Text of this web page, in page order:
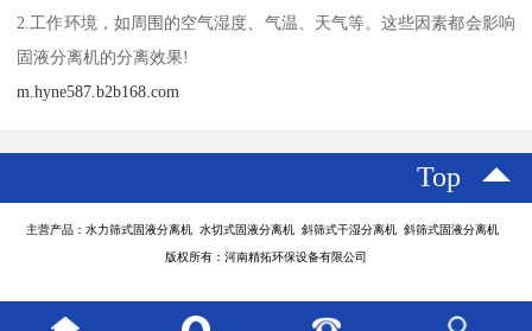
2.工作环境，如周围的空气湿度、气温、天气等。这些因素都会影响
固液分离机的分离效果!
m.hyne587.b2b168.com
Top
主营产品：水力筛式固液分离机 水切式固液分离机 斜筛式干湿分离机 斜筛式固液分离机
版权所有：河南精拓环保设备有限公司